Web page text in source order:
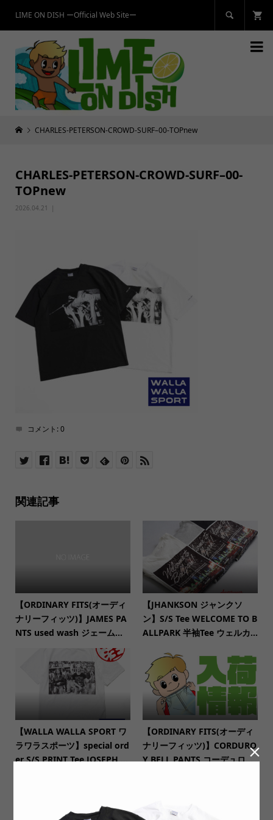
LIME ON DISH ーOfficial Web Siteー 

CHARLES-PETERSON-CROWD-SURF–00-TOPnew
CHARLES-PETERSON-CROWD-SURF–00-
TOPnew
2026.04.21
コメント:0
関連記事
【ORDINARY FITS(オーディ
ナリーフィッツ)】JAMES PA
NTS used wash ジェーム...
【JHANKSON ジャンクソ
ン】S/S Tee WELCOME TO B
ALLPARK 半袖Tee ウェルカ...
【WALLA WALLA SPORT ワ
ラワラスポーツ】special ord
er S/S PRINT Tee JOSEPH ...
【ORDINARY FITS(オーディ
ナリーフィッツ)】CORDURO
Y BELL PANTS コーデュロ...